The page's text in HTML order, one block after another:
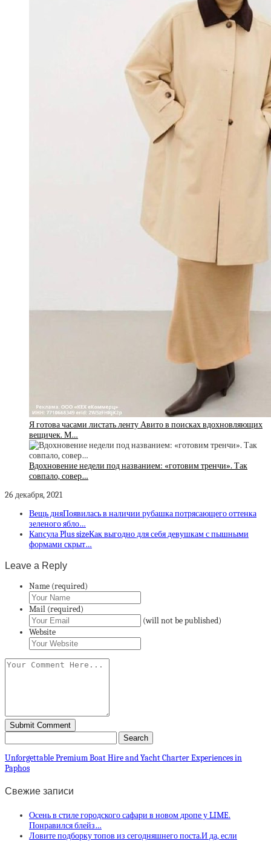
Я готова часами листать ленту Авито в поисках вдохновляющих
вещичек. М…
Вдохновение недели под названием: «готовим тренчи». Так
совпало, совер…
26 декабря, 2021
Вещь дняПоявилась в наличии рубашка потрясающего оттенка
зеленого ябло…
Капсула Plus sizeКак выгодно для себя девушкам с пышными
формами скрыт…
Leave a Reply
Name (required)
Mail (required)
(will not be published)
Website
Unforgettable Premium Boat Hire and Yacht Charter Experiences in
Paphos
Свежие записи
Осень в стиле городского сафари в новом дропе у LIME.
Понравился блейз…
Ловите подборку топов из сегодняшнего поста.И да, если